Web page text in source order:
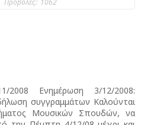
2008 Ενημέρωση 3/12/2008:
συγγραμμάτων Καλούνται
Μουσικών Σπουδών, να